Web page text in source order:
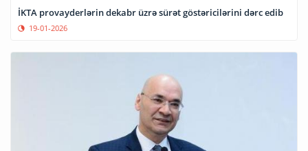
İKTA provayderlərin dekabr üzrə sürət göstəricilərini dərc edib
19-01-2026